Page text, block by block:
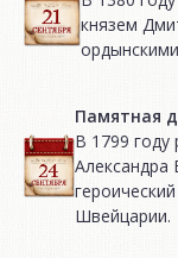
князем
Памятная
В 1799 году
Александра
Швейцарии.